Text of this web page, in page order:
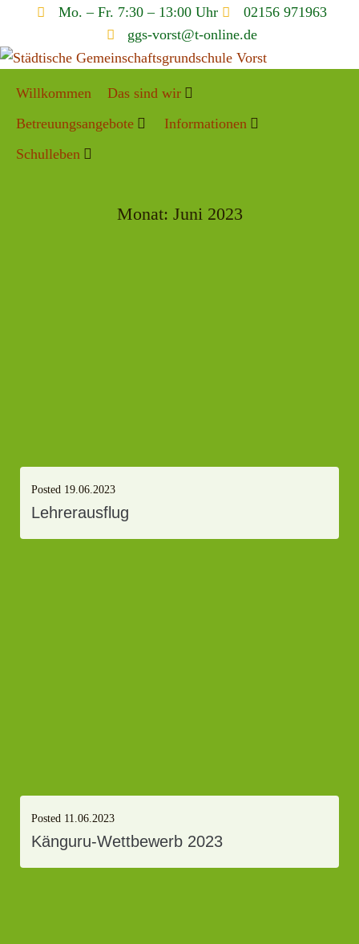
Mo. – Fr. 7:30 – 13:00 Uhr
02156 971963
ggs-vorst@t-online.de
Willkommen
Das sind wir
Betreuungsangebote
Informationen
Schulleben
Monat: Juni 2023
Posted 19.06.2023
Lehrerausflug
Posted 11.06.2023
Känguru-Wettbewerb 2023